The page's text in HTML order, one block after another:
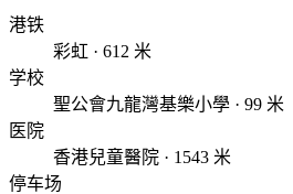
港铁
彩虹 · 612 米
学校
聖公會九龍灣基樂小學 · 99 米
医院
香港兒童醫院 · 1543 米
停车场